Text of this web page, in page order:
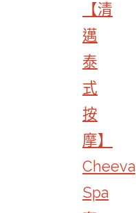
【清
邁
泰
式
按
摩】
Cheeva
Spa